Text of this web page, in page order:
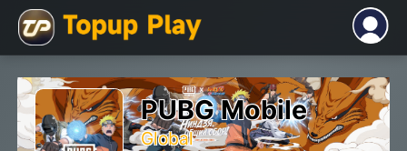
PUBG Mobile
Global